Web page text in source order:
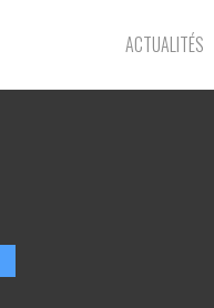
ACTUALITÉS